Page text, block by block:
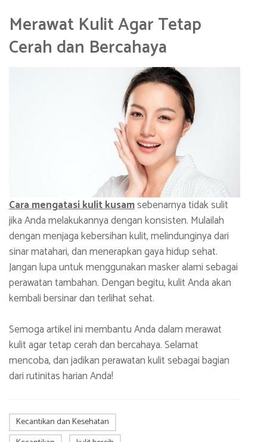
Merawat Kulit Agar Tetap
Cerah dan Bercahaya
Cara mengatasi kulit kusamsebenarnya tidak sulit
jika Anda melakukannya dengan konsisten. Mulailah
dengan menjaga kebersihan kulit, melindunginya dari
sinar matahari, dan menerapkan gaya hidup sehat.
Jangan lupa untuk menggunakan masker alami sebagai
perawatan tambahan. Dengan begitu, kulit Anda akan
kembali bersinar dan terlihat sehat.
Semoga artikel ini membantu Anda dalam merawat
kulit agar tetap cerah dan bercahaya. Selamat
mencoba, dan jadikan perawatan kulit sebagai bagian
dari rutinitas harian Anda!
Kecantikan dan Kesehatan